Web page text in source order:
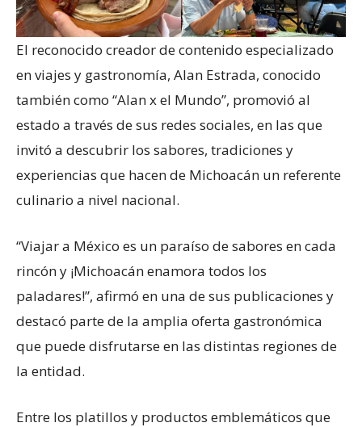
El reconocido creador de contenido especializado
en viajes y gastronomía, Alan Estrada, conocido
también como “Alan x el Mundo”, promovió al
estado a través de sus redes sociales, en las que
invitó a descubrir los sabores, tradiciones y
experiencias que hacen de Michoacán un referente
culinario a nivel nacional.
“Viajar a México es un paraíso de sabores en cada
rincón y ¡Michoacán enamora todos los
paladares!”, afirmó en una de sus publicaciones y
destacó parte de la amplia oferta gastronómica
que puede disfrutarse en las distintas regiones de
la entidad.
Entre los platillos y productos emblemáticos que